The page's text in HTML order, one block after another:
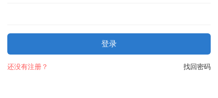
登录
找回密码
还没有注册？